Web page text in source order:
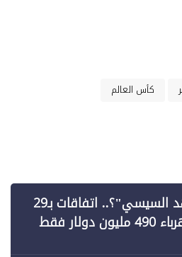
كأس العالم
أين ذهبت قروض "عهد السيسي"؟.. اتفاقات بـ29
مليار دولار لقطاع الكهرباء 490 مليون دولار فقط